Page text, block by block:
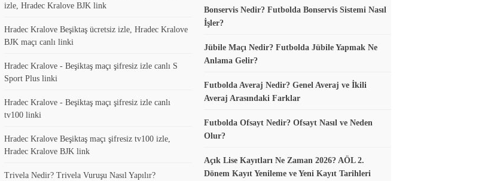
izle, Hradec Kralove BJK link
Hradec Kralove Beşiktaş ücretsiz izle, Hradec Kralove
BJK maçı canlı linki
Hradec Kralove - Beşiktaş maçı şifresiz izle canlı S
Sport Plus linki
Hradec Kralove - Beşiktaş maçı şifresiz izle canlı
tv100 linki
Hradec Kralove Beşiktaş maçı şifresiz tv100 izle,
Hradec Kralove BJK link
Trivela Nedir? Trivela Vuruşu Nasıl Yapılır?
Bonservis Nedir? Futbolda Bonservis Sistemi Nasıl
İşler?
Jübile Maçı Nedir? Futbolda Jübile Yapmak Ne
Anlama Gelir?
Futbolda Averaj Nedir? Genel Averaj ve İkili
Averaj Arasındaki Farklar
Futbolda Ofsayt Nedir? Ofsayt Nasıl ve Neden
Olur?
Açık Lise Kayıtları Ne Zaman 2026? AÖL 2.
Dönem Kayıt Yenileme ve Yeni Kayıt Tarihleri